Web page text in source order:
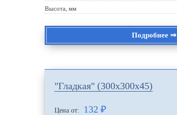
Высота, мм
Подробнее ⇒
"Гладкая" (300х300х45)
Цена от: 132 ₽